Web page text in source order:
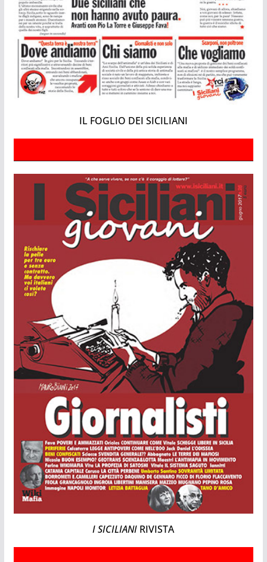
IL FOGLIO DEI SICILIANI
I SICILIANI RIVISTA